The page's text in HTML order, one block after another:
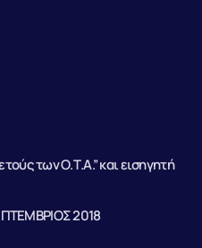
των Ο.Τ.Α.” και εισηγητή
2018